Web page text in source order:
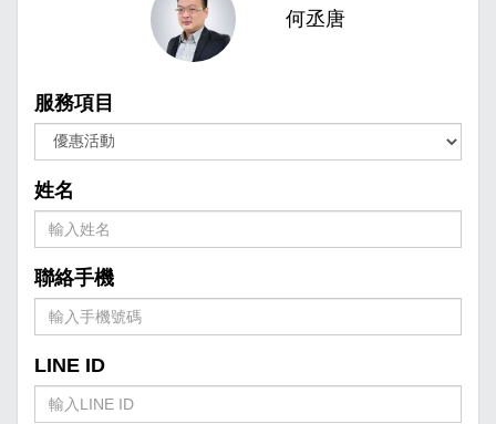
何丞唐
服務項目
姓名
聯絡手機
LINE ID